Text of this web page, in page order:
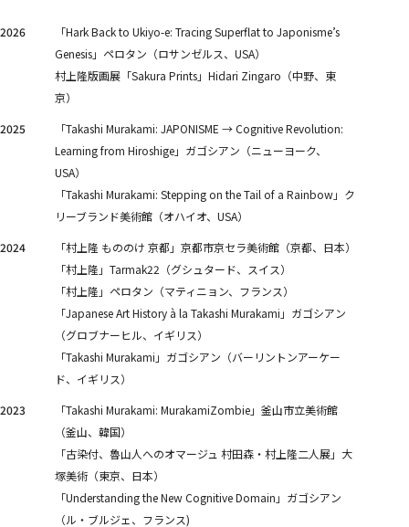
2026
「Hark Back to Ukiyo-e: Tracing Superflat to Japonisme’s
Genesis」ペロタン（ロサンゼルス、USA）
村上隆版画展「Sakura Prints」Hidari Zingaro（中野、東
京）
2025
「Takashi Murakami: JAPONISME → Cognitive Revolution:
Learning from Hiroshige」ガゴシアン（ニューヨーク、
USA）
「Takashi Murakami: Stepping on the Tail of a Rainbow」ク
リーブランド美術館（オハイオ、USA）
2024
「村上隆 もののけ 京都」京都市京セラ美術館（京都、日本）
「村上隆」Tarmak22（グシュタード、スイス）
「村上隆」ペロタン（マティニョン、フランス）
「Japanese Art History à la Takashi Murakami」ガゴシアン
（グロブナーヒル、イギリス）
「Takashi Murakami」ガゴシアン（バーリントンアーケー
ド、イギリス）
2023
「Takashi Murakami: MurakamiZombie」釜山市立美術館
（釜山、韓国）
「古染付、魯⼭⼈へのオマージュ 村⽥森・村上隆⼆⼈展」大
塚美術（東京、日本）
「Understanding the New Cognitive Domain」ガゴシアン
（ル・ブルジェ、フランス)